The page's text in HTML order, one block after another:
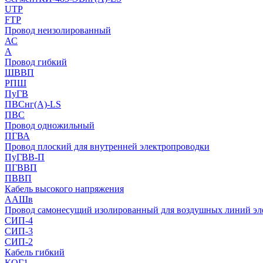
UTP
FTP
Провод неизолированный
АС
А
Провод гибкий
ШВВП
РПШ
ПуГВ
ПВСнг(А)-LS
ПВС
Провод одножильный
ПГВА
Провод плоский для внутренней электропроводки
ПуГВВ-П
ПГВВП
ПВВП
Кабель высокого напряжения
ААШв
Провод самонесущий изолированный для воздушных линий
СИП-4
СИП-3
СИП-2
Кабель гибкий